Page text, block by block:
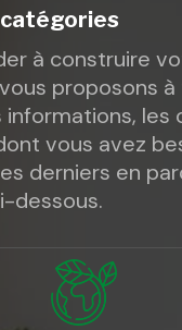
à construire
proposons
informations, les
vous avez
derniers en
dessous.